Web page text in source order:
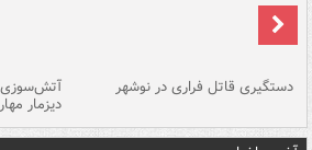
دستگیری قاتل فراری در نوشهر
دیزمار